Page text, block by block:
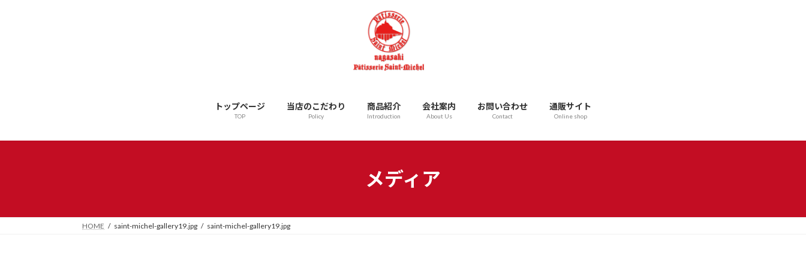
トップページ
TOP
当店のこだわり
Policy
商品紹介
Introduction
会社案内
About Us
お問い合わせ
Contact
通販サイト
Online shop
メディア
HOME saint-michel-gallery19.jpg saint-michel-gallery19.jpg